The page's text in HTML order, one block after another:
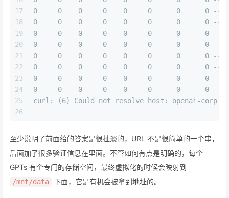
17
18
19
20
21
22
23
24
25
26
0     0    0     0    0     0      0      0 --
0     0    0     0    0     0      0      0 --
0     0    0     0    0     0      0      0 --
0     0    0     0    0     0      0      0 --
0     0    0     0    0     0      0      0 --
0     0    0     0    0     0      0      0 --
0     0    0     0    0     0      0      0 --
0     0    0     0    0     0      0      0 --
curl: (6) Could not resolve host: openai-
至少说明了前面给的答案是很扯淡的，URL 不是很简单的一个串，
后面加了很多验证信息在里面。不管如何有点是明确的，每个
GPTs 有个专门的存储空间，最终虚拟化的时候会映射到
/mnt/data 下面，它是有机会被拿到地址的。